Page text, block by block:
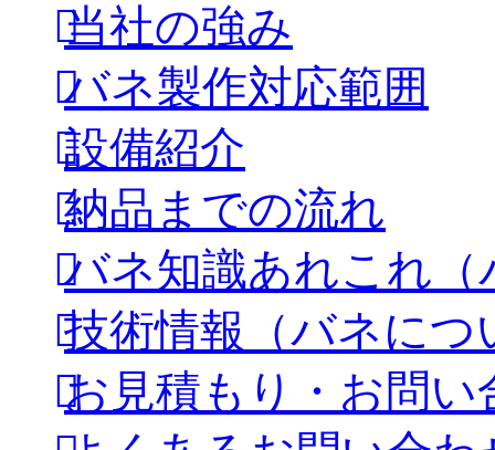
当社の強み
バネ製作対応範囲
設備紹介
納品までの流れ
バネ知識あれこれ（
技術情報（バネにつ
お見積もり・お問い